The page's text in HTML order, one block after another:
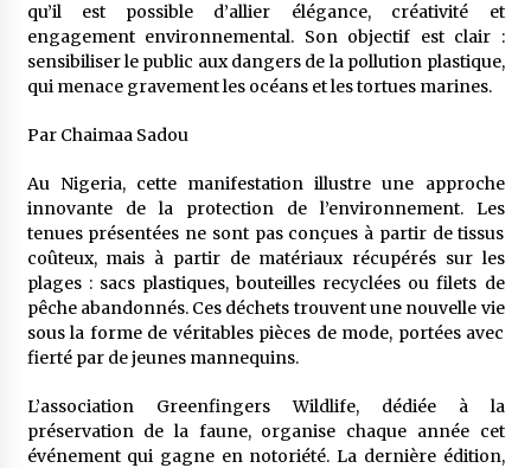
Le monstrueux vieillard (Un récit du Sud
algérien)
5 ans ago
5 ans ago
Un conte targui/ Quand la tête est vide
5 ans ago
Tradition orale/ D’où viennent les contes et à
5 ans ago
qu’il est possible d’allier élégance, créativité et
engagement environnemental. Son objectif est clair :
sensibiliser le public aux dangers de la pollution plastique,
qui menace gravement les océans et les tortues marines.
Par Chaimaa Sadou
Au Nigeria, cette manifestation illustre une approche
innovante de la protection de l’environnement. Les
tenues présentées ne sont pas conçues à partir de tissus
coûteux, mais à partir de matériaux récupérés sur les
plages : sacs plastiques, bouteilles recyclées ou filets de
pêche abandonnés. Ces déchets trouvent une nouvelle vie
sous la forme de véritables pièces de mode, portées avec
fierté par de jeunes mannequins.
L’association Greenfingers Wildlife, dédiée à la
préservation de la faune, organise chaque année cet
événement qui gagne en notoriété. La dernière édition,